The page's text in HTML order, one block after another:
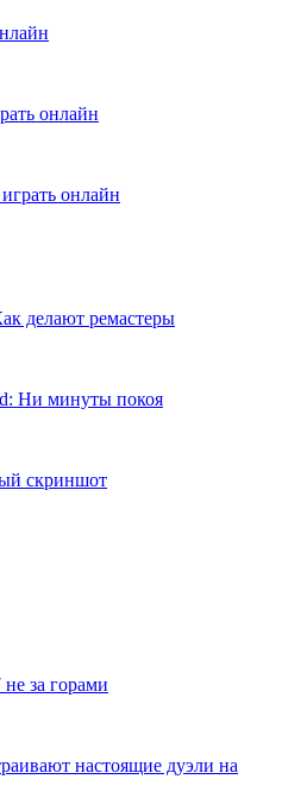
онлайн
онлайн
делают ремастеры
Ни минуты покоя
скриншот
за горами
настоящие дуэли на